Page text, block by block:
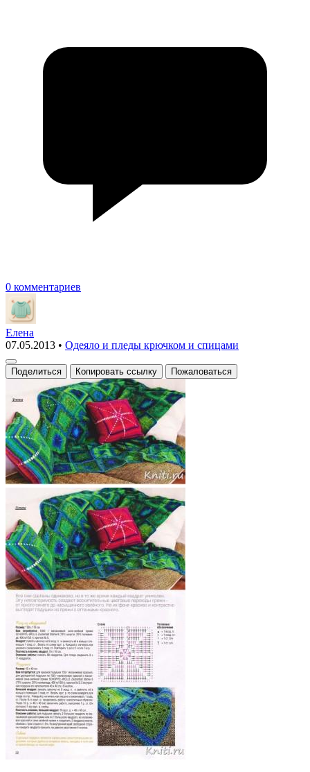
0 комментариев
Елена
07.05.2013 • Одеяло и пледы крючком и спицами
Поделиться Копировать ссылку Пожаловаться